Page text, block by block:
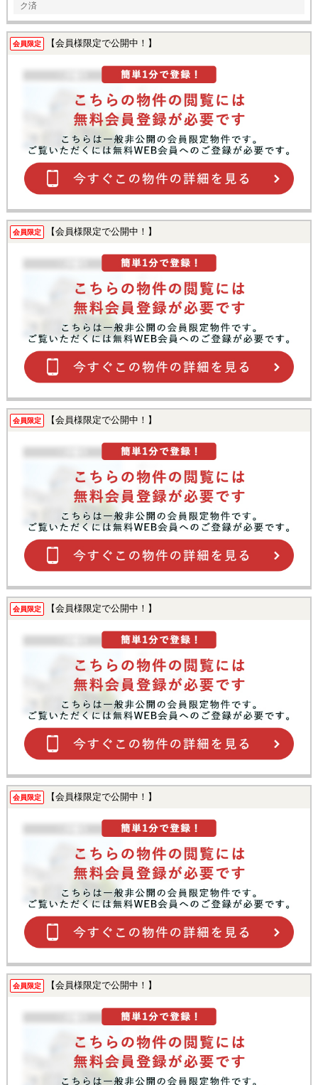
ク済
会員限定 【会員様限定で公開中！】
会員限定 【会員様限定で公開中！】
会員限定 【会員様限定で公開中！】
会員限定 【会員様限定で公開中！】
会員限定 【会員様限定で公開中！】
会員限定 【会員様限定で公開中！】